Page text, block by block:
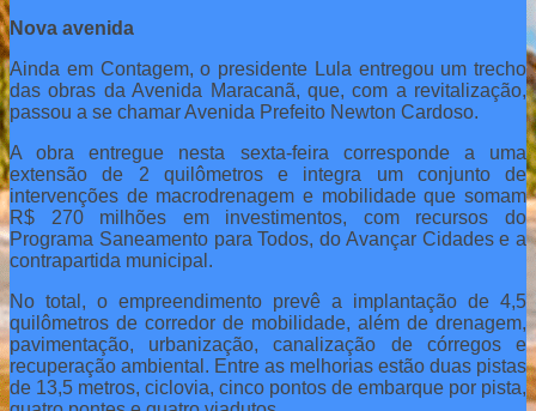
Nova avenida
Ainda em Contagem, o presidente Lula entregou um trecho
das obras da Avenida Maracanã, que, com a revitalização,
passou a se chamar Avenida Prefeito Newton Cardoso.
A obra entregue nesta sexta-feira corresponde a uma
extensão de 2 quilômetros e integra um conjunto de
intervenções de macrodrenagem e mobilidade que somam
R$ 270 milhões em investimentos, com recursos do
Programa Saneamento para Todos, do Avançar Cidades e a
contrapartida municipal.
No total, o empreendimento prevê a implantação de 4,5
quilômetros de corredor de mobilidade, além de drenagem,
pavimentação, urbanização, canalização de córregos e
recuperação ambiental. Entre as melhorias estão duas pistas
de 13,5 metros, ciclovia, cinco pontos de embarque por pista,